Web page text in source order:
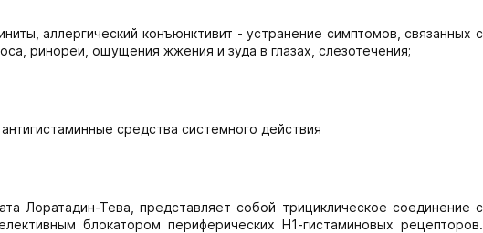
аллергический конъюнктивит - устранение симптомов, связанных с
ринореи, ощущения жжения и зуда в глазах, слезотечения;
средства системного действия
Лоратадин-Тева, представляет собой трициклическое соединение с
блокатором периферических Н1-гистаминовых рецепторов.